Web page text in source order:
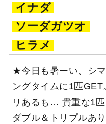
イナダ
ソーダガツオ
ヒラメ
★今日も暑ーい、シ
ングタイムに1匹
リあるも… 貴重な1
ダブル＆トリプルあ